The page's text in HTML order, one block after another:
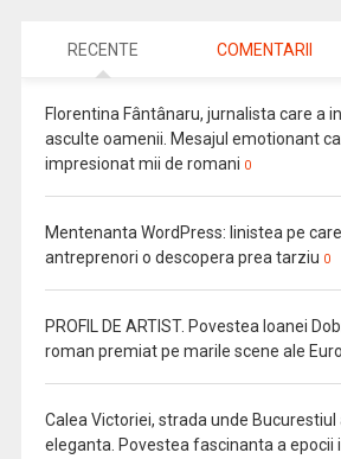
RECENTE COMENTARII
Florentina Fântânaru, jurnalista care a
asculte oamenii. Mesajul emotionant
impresionat mii de romani 0
Mentenanta WordPress: linistea pe
antreprenori o descopera prea tarziu 0
PROFIL DE ARTIST. Povestea Ioanei
roman premiat pe marile scene ale
Calea Victoriei, strada unde
eleganta. Povestea fascinanta a epocii